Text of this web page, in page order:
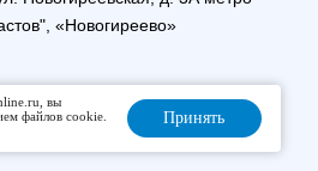
«Новогиреево»
вы
файлов cookie.
Принять